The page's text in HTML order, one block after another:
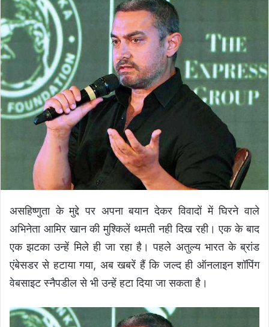
a
l
असहिष्णुता के मुद्दे पर अपना बयान देकर विवादों में घिरने वाले
अभिनेता आमिर खान की मुश्किलें थमती नही दिख रही। एक के बाद
एक झटका उन्हें मिले ही जा रहा है। पहले अतुल्य भारत के ब्रांड
एंबेसडर से हटाया गया, अब खबरें हैं कि जल्द ही ऑनलाइन शॉपिंग
वेबसाइट स्नैपडील से भी उन्हें हटा दिया जा सकता है।